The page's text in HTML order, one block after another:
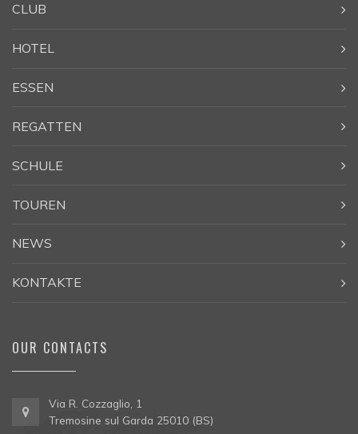
CLUB
HOTEL
ESSEN
REGATTEN
SCHULE
TOUREN
NEWS
KONTAKTE
OUR CONTACTS
Via R. Cozzaglio, 1
Tremosine sul Garda 25010 (BS)